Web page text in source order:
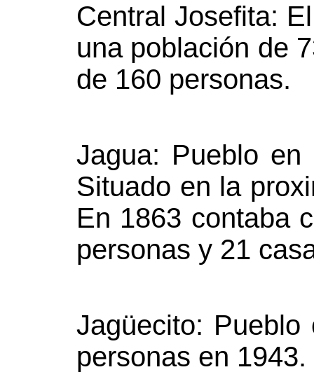
Central Josefita:
una población de
de 160 personas.
Jagua: Pueblo
Situado en la
En 1863 contaba
personas y 21
Jagüecito:
personas en 1943.